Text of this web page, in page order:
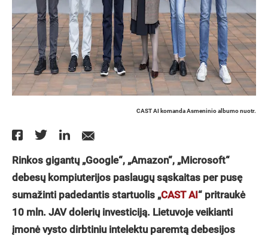
CAST AI komanda Asmeninio albumo nuotr.
Rinkos gigantų „Google“, „Amazon“, „Microsoft“
debesų kompiuterijos paslaugų sąskaitas per pusę
sumažinti padedantis startuolis „CAST AI“ pritraukė
10 mln. JAV dolerių investiciją. Lietuvoje veikianti
įmonė vysto dirbtiniu intelektu paremtą debesijos